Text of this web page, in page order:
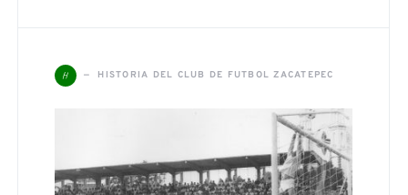
H HISTORIA DEL CLUB DE FUTBOL ZACATEPEC